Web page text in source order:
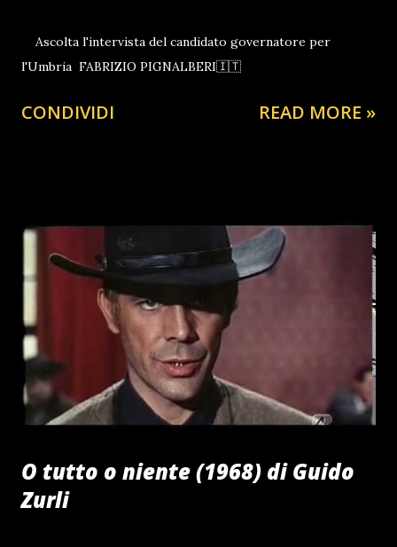
Ascolta l'intervista del candidato governatore per
l'Umbria FABRIZIO PIGNALBERI🇮🇹
CONDIVIDI READ MORE »
O tutto o niente (1968) di Guido
Zurli